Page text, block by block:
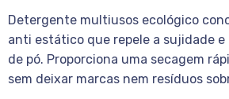
Detergente multiusos ecológico
anti estático que repele a sujidade
de pó. Proporciona uma secagem
sem deixar marcas nem resíduos